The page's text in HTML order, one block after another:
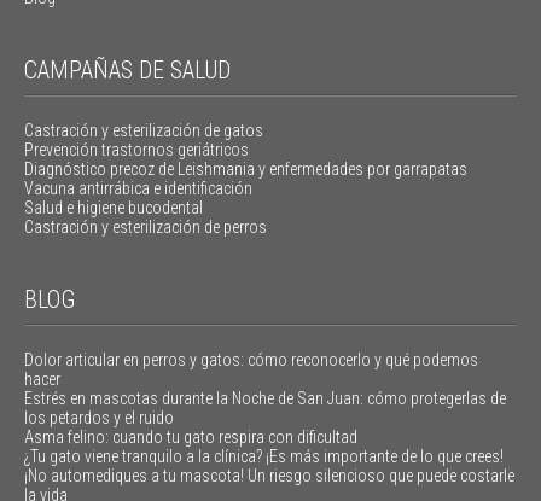
CAMPAÑAS DE SALUD
Castración y esterilización de gatos
Prevención trastornos geriátricos
Diagnóstico precoz de Leishmania y enfermedades por garrapatas
Vacuna antirrábica e identificación
Salud e higiene bucodental
Castración y esterilización de perros
BLOG
Dolor articular en perros y gatos: cómo reconocerlo y qué podemos
hacer
Estrés en mascotas durante la Noche de San Juan: cómo protegerlas de
los petardos y el ruido
Asma felino: cuando tu gato respira con dificultad
¿Tu gato viene tranquilo a la clínica? ¡Es más importante de lo que crees!
¡No automediques a tu mascota! Un riesgo silencioso que puede costarle
la vida